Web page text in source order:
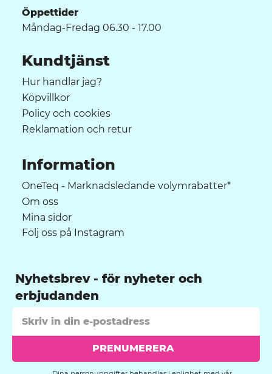
Öppettider
Måndag-Fredag 06.30 - 17.00
Kundtjänst
Hur handlar jag?
Köpvillkor
Policy och cookies
Reklamation och retur
Information
OneTeq - Marknadsledande volymrabatter*
Om oss
Mina sidor
Följ oss på Instagram
Nyhetsbrev
PRENUMERERA